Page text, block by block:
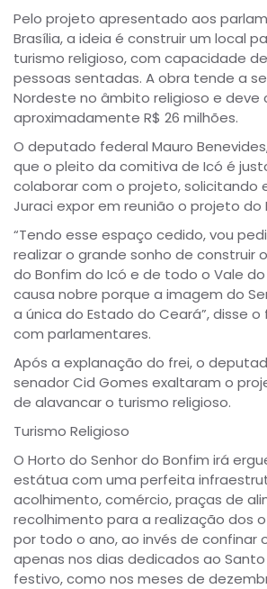
Pelo projeto apresentado aos
Brasília, a ideia é construir um local
turismo religioso, com capacidade de
pessoas sentadas. A obra tende a
Nordeste no âmbito religioso e deve
aproximadamente R$ 26 milhões.
O deputado federal Mauro
que o pleito da comitiva de Icó é
colaborar com o projeto, solicitando
Juraci expor em reunião o projeto do
“Tendo esse espaço cedido, vou
realizar o grande sonho de construir
do Bonfim do Icó e de todo o Vale do
causa nobre porque a imagem do
a única do Estado do Ceará”, disse
com parlamentares.
Após a explanação do frei, o
senador Cid Gomes exaltaram o
de alavancar o turismo religioso.
Turismo Religioso
O Horto do Senhor do Bonfim irá
estátua com uma perfeita
acolhimento, comércio, praças de
recolhimento para a realização dos
por todo o ano, ao invés de confinar
apenas nos dias dedicados ao
festivo, como nos meses de